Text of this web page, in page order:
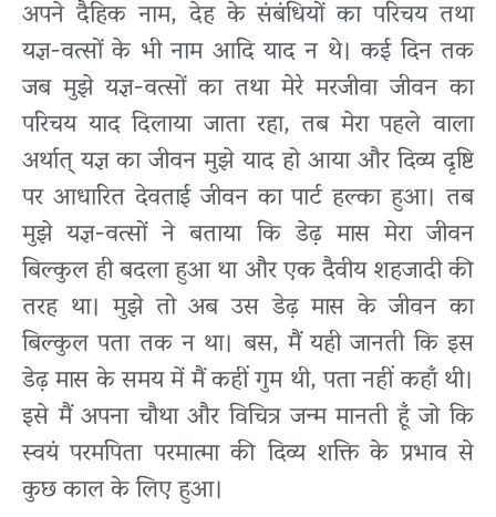
अपने दैहिक नाम, देह के संबंधियों का परिचय तथा
यज्ञ-वत्सों के भी नाम आदि याद न थे। कई दिन तक
जब मुझे यज्ञ-वत्सों का तथा मेरे मरजीवा जीवन का
परिचय याद दिलाया जाता रहा, तब मेरा पहले वाला
अर्थात् यज्ञ का जीवन मुझे याद हो आया और दिव्य दृष्टि
पर आधारित देवताई जीवन का पार्ट हल्का हुआ। तब
मुझे यज्ञ-वत्सों ने बताया कि डेढ़ मास मेरा जीवन
बिल्कुल ही बदला हुआ था और एक दैवीय शहजादी की
तरह था। मुझे तो अब उस डेढ़ मास के जीवन का
बिल्कुल पता तक न था। बस, मैं यही जानती कि इस
डेढ़ मास के समय में मैं कहीं गुम थी, पता नहीं कहाँ थी।
इसे मैं अपना चौथा और विचित्र जन्म मानती हूँ जो कि
स्वयं परमपिता परमात्मा की दिव्य शक्ति के प्रभाव से
कुछ काल के लिए हुआ।